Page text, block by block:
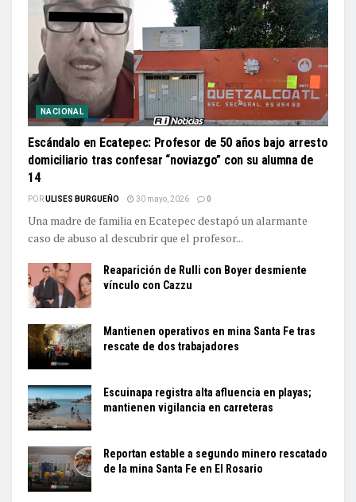
NACIONAL
Escándalo en Ecatepec: Profesor de 50 años bajo arresto
domiciliario tras confesar “noviazgo” con su alumna de
14
PORULISES BURGUEÑO 30 mayo, 2026 0
Una madre de familia en Ecatepec destapó un alarmante
caso de abuso al descubrir que el profesor...
Reaparición de Rulli con Boyer desmiente
vínculo con Cazzu
Mantienen operativos en mina Santa Fe tras
rescate de dos trabajadores
Escuinapa registra alta afluencia en playas;
mantienen vigilancia en carreteras
Reportan estable a segundo minero rescatado
de la mina Santa Fe en El Rosario